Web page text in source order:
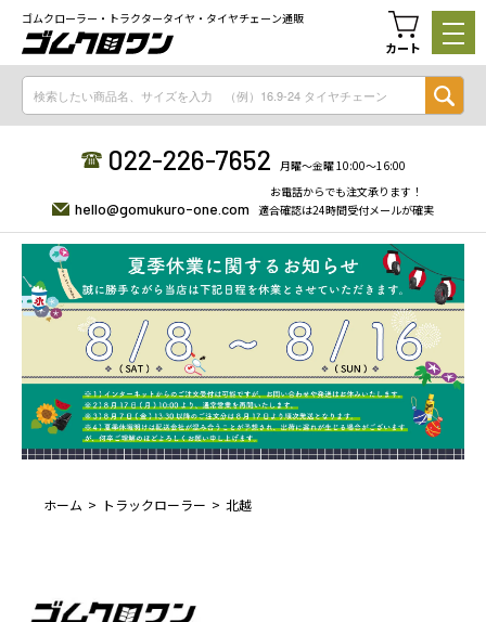
ゴムクローラー・トラクタータイヤ・タイヤチェーン通販
カート
022-226-7652 月曜〜金曜 10:00〜16:00
hello@gomukuro-one.com
お電話からでも注文承ります！
適合確認は24時間受付メールが確実
ホーム トラックローラー 北越